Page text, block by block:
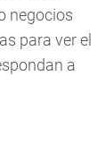
negocios
para ver el
a